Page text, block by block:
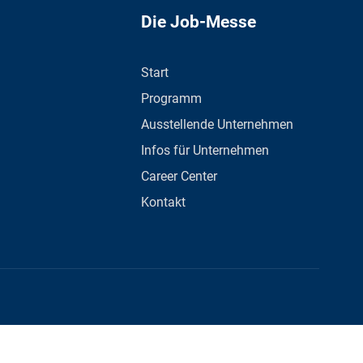
Die Job-Messe
Start
Programm
Ausstellende Unternehmen
Infos für Unternehmen
Career Center
Kontakt